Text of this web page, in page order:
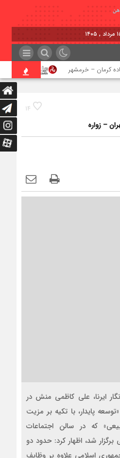
کرمان – خرمشهر اجرای
14
– زواره
ایرنا، علی کاظمی منش در
پایدار، با تکیه بر مزیت
که در سالن اجتماعات
شد، اظهار کرد: حدود دو
اسلامی علاوه بر وظایف